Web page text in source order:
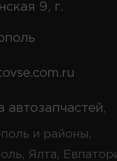
9, г.
автозапчастей,
и районы,
Ялта,